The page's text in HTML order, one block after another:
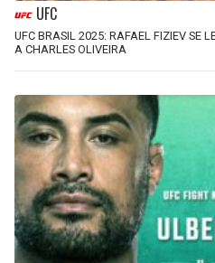
UFC
UFC BRASIL 2025: RAFAEL FIZIEV SE
A CHARLES OLIVEIRA